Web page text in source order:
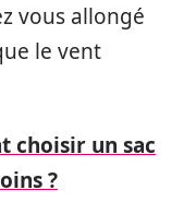
vous allongé
le vent
choisir un sac
?